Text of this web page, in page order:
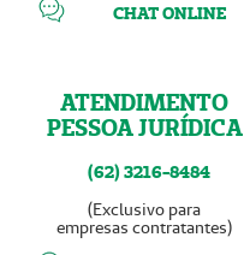
CHAT ONLINE
ATENDIMENTO
PESSOA JURÍDICA
(62) 3216-8484
(Exclusivo para
empresas contratantes)